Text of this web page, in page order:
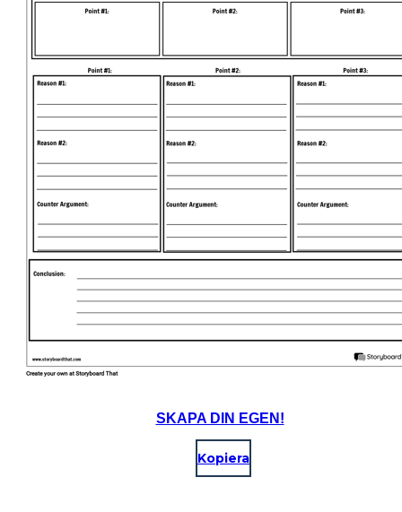
SKAPA DIN EGEN!
Kopiera